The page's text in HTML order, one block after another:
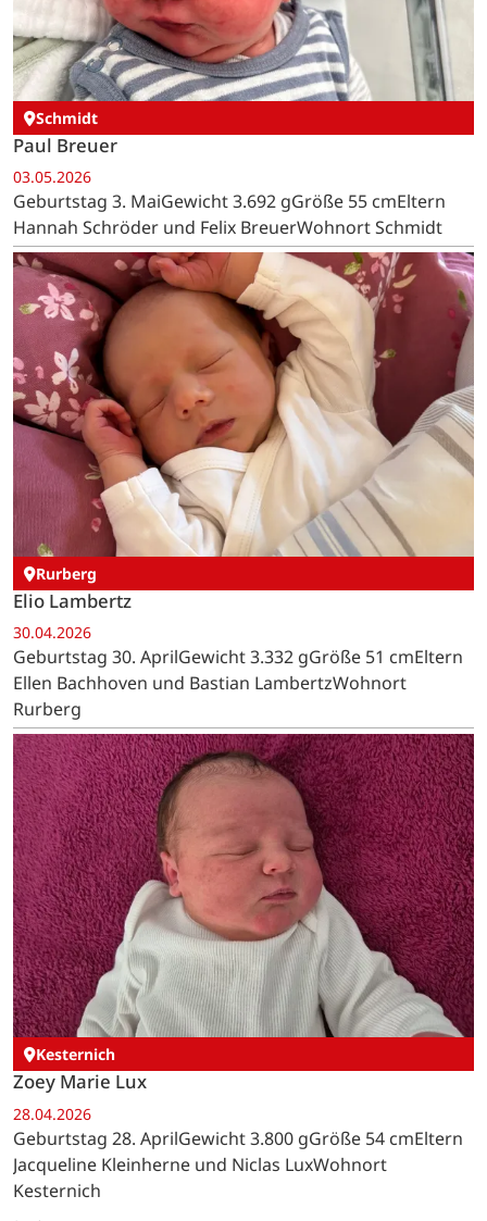
Schmidt
Paul Breuer
03.05.2026
Geburtstag 3. MaiGewicht 3.692 gGröße 55 cmEltern
Hannah Schröder und Felix BreuerWohnort Schmidt
Rurberg
Elio Lambertz
30.04.2026
Geburtstag 30. AprilGewicht 3.332 gGröße 51 cmEltern
Ellen Bachhoven und Bastian LambertzWohnort
Rurberg
Kesternich
Zoey Marie Lux
28.04.2026
Geburtstag 28. AprilGewicht 3.800 gGröße 54 cmEltern
Jacqueline Kleinherne und Niclas LuxWohnort
Kesternich